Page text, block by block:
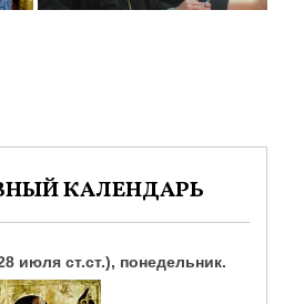
КАЛЕНДАРЬ
июля ст.ст.), понедельник.